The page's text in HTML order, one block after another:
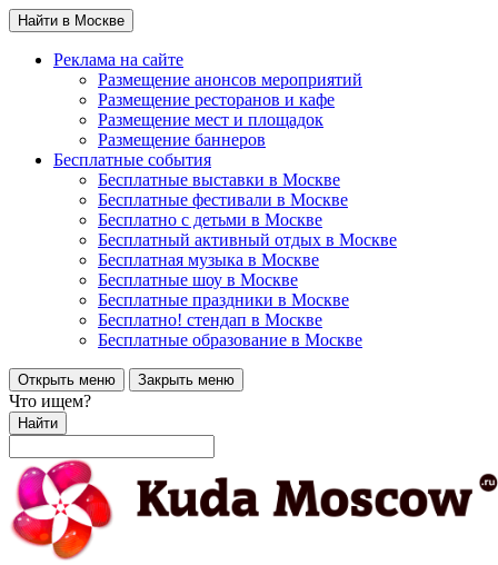
Найти в Москве
Реклама на сайте
Размещение анонсов мероприятий
Размещение ресторанов и кафе
Размещение мест и площадок
Размещение баннеров
Бесплатные события
Бесплатные выставки в Москве
Бесплатные фестивали в Москве
Бесплатно с детьми в Москве
Бесплатный активный отдых в Москве
Бесплатная музыка в Москве
Бесплатные шоу в Москве
Бесплатные праздники в Москве
Бесплатно! стендап в Москве
Бесплатные образование в Москве
Открыть меню Закрыть меню
Что ищем?
Найти